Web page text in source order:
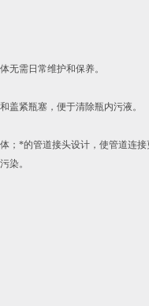
无需日常维护和保养。
盖紧瓶塞，便于清除瓶内污液。
；*的管道接头设计，使管道连接
染。